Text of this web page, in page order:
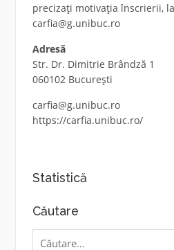
precizați motivația înscrierii,
carfia@g.unibuc.ro
Adresă
Str. Dr. Dimitrie Brândză 1
060102 București
carfia@g.unibuc.ro
https://carfia.unibuc.ro/
Statistică
Căutare
Caută
după: